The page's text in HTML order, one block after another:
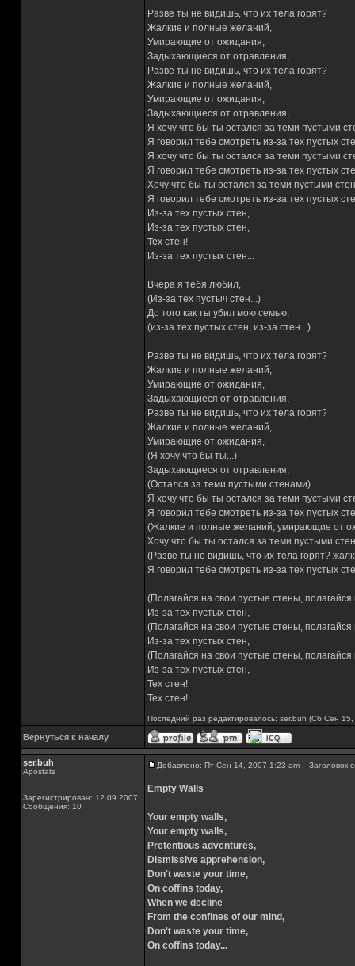
Разве ты не видишь, что их тела горят?
Жалкие и полные желаний,
Умирающие от ожидания,
Задыхающиеся от отравления,
Разве ты не видишь, что их тела горят?
Жалкие и полные желаний,
Умирающие от ожидания,
Задыхающиеся от отравления,
Я хочу что бы ты остался за теми пустыми
Я говорил тебе смотреть из-за тех пустых
Я хочу что бы ты остался за теми пустыми
Я говорил тебе смотреть из-за тех пустых
Хочу что бы ты остался за теми пустыми
Я говорил тебе смотреть из-за тех пустых
Из-за тех пустых стен,
Из-за тех пустых стен,
Тех стен!
Из-за тех пустых стен...
Вчера я тебя любил,
(Из-за тех пустыч стен...)
До того как ты убил мою семью,
(из-за тех пустых стен, из-за стен...)
Разве ты не видишь, что их тела горят?
Жалкие и полные желаний,
Умирающие от ожидания,
Задыхающиеся от отравления,
Разве ты не видишь, что их тела горят?
Жалкие и полные желаний,
Умирающие от ожидания,
(Я хочу что бы ты...)
Задыхающиеся от отравления,
(Остался за теми пустыми стенами)
Я хочу что бы ты остался за теми пустыми
Я говорил тебе смотреть из-за тех пустых
(Жалкие и полные желаний, умирающие от
Хочу что бы ты остался за теми пустыми
(Разве ты не видишь, что их тела горят?
Я говорил тебе смотреть из-за тех пустых
(Полагайся на свои пустые стены,
Из-за тех пустых стен,
(Полагайся на свои пустые стены,
Из-за тех пустых стен,
(Полагайся на свои пустые стены,
Из-за тех пустых стен,
Тех стен!
Тех стен!
Последний раз редактировалось: ser.buh (Сб Сен
Вернуться к началу
ser.buh
Apostate
Зарегистрирован: 12.09.2007
Сообщения: 10
Добавлено: Пт Сен 14, 2007 1:23 am Заголовок
Empty Walls
Your empty walls,
Your empty walls,
Pretentious adventures,
Dismissive apprehension,
Don't waste your time,
On coffins today,
When we decline
From the confines of our mind,
Don't waste your time,
On coffins today...